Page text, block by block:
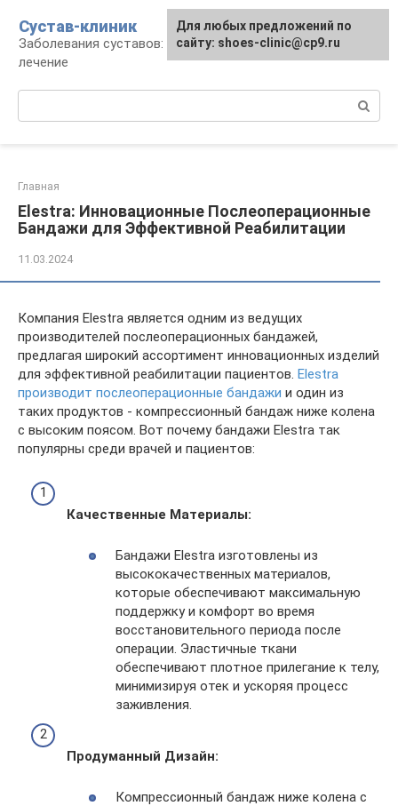
контенту
Сустав-клиник
Заболевания суставов: профилактика и
лечение
Главная
Elestra: Инновационные Послеоперационные
Бандажи для Эффективной Реабилитации
11.03.2024
Компания Elestra является одним из ведущих
производителей послеоперационных бандажей,
предлагая широкий ассортимент инновационных изделий
для эффективной реабилитации пациентов. Elestra
производит послеоперационные бандажи и один из
таких продуктов - компрессионный бандаж ниже колена
с высоким поясом. Вот почему бандажи Elestra так
популярны среди врачей и пациентов:
Качественные Материалы:
Бандажи Elestra изготовлены из
высококачественных материалов,
которые обеспечивают максимальную
поддержку и комфорт во время
восстановительного периода после
операции. Эластичные ткани
обеспечивают плотное прилегание к телу,
минимизируя отек и ускоряя процесс
заживления.
Продуманный Дизайн:
Компрессионный бандаж ниже колена с
Для любых предложений по
сайту: shoes-clinic@cp9.ru